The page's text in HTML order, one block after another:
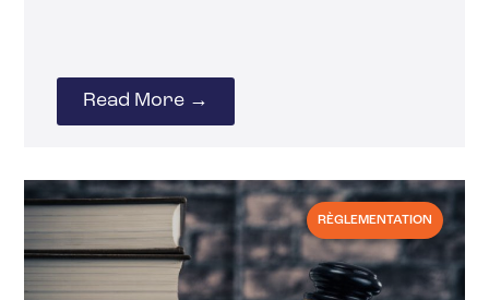
Read More →
RÈGLEMENTATION